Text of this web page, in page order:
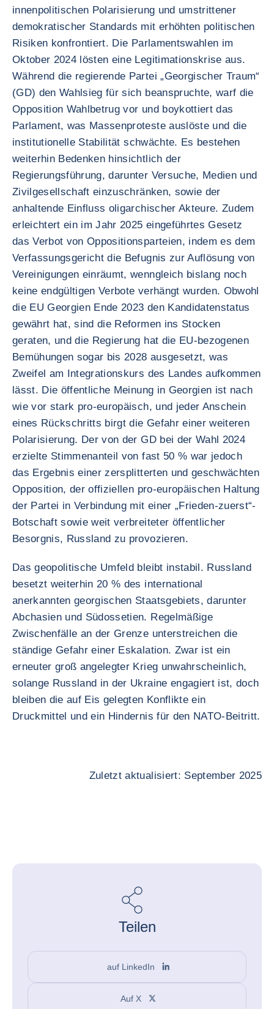
innenpolitischen Polarisierung und umstrittener
demokratischer Standards mit erhöhten politischen
Risiken konfrontiert. Die Parlamentswahlen im
Oktober 2024 lösten eine Legitimationskrise aus.
Während die regierende Partei „Georgischer Traum“
(GD) den Wahlsieg für sich beanspruchte, warf die
Opposition Wahlbetrug vor und boykottiert das
Parlament, was Massenproteste auslöste und die
institutionelle Stabilität schwächte. Es bestehen
weiterhin Bedenken hinsichtlich der
Regierungsführung, darunter Versuche, Medien und
Zivilgesellschaft einzuschränken, sowie der
anhaltende Einfluss oligarchischer Akteure. Zudem
erleichtert ein im Jahr 2025 eingeführtes Gesetz
das Verbot von Oppositionsparteien, indem es dem
Verfassungsgericht die Befugnis zur Auflösung von
Vereinigungen einräumt, wenngleich bislang noch
keine endgültigen Verbote verhängt wurden. Obwohl
die EU Georgien Ende 2023 den Kandidatenstatus
gewährt hat, sind die Reformen ins Stocken
geraten, und die Regierung hat die EU-bezogenen
Bemühungen sogar bis 2028 ausgesetzt, was
Zweifel am Integrationskurs des Landes aufkommen
lässt. Die öffentliche Meinung in Georgien ist nach
wie vor stark pro-europäisch, und jeder Anschein
eines Rückschritts birgt die Gefahr einer weiteren
Polarisierung. Der von der GD bei der Wahl 2024
erzielte Stimmenanteil von fast 50 % war jedoch
das Ergebnis einer zersplitterten und geschwächten
Opposition, der offiziellen pro-europäischen Haltung
der Partei in Verbindung mit einer „Frieden-zuerst“-
Botschaft sowie weit verbreiteter öffentlicher
Besorgnis, Russland zu provozieren.
Das geopolitische Umfeld bleibt instabil. Russland
besetzt weiterhin 20 % des international
anerkannten georgischen Staatsgebiets, darunter
Abchasien und Südossetien. Regelmäßige
Zwischenfälle an der Grenze unterstreichen die
ständige Gefahr einer Eskalation. Zwar ist ein
erneuter groß angelegter Krieg unwahrscheinlich,
solange Russland in der Ukraine engagiert ist, doch
bleiben die auf Eis gelegten Konflikte ein
Druckmittel und ein Hindernis für den NATO-Beitritt.
Zuletzt aktualisiert: September 2025
Teilen
auf LinkedIn
Auf X